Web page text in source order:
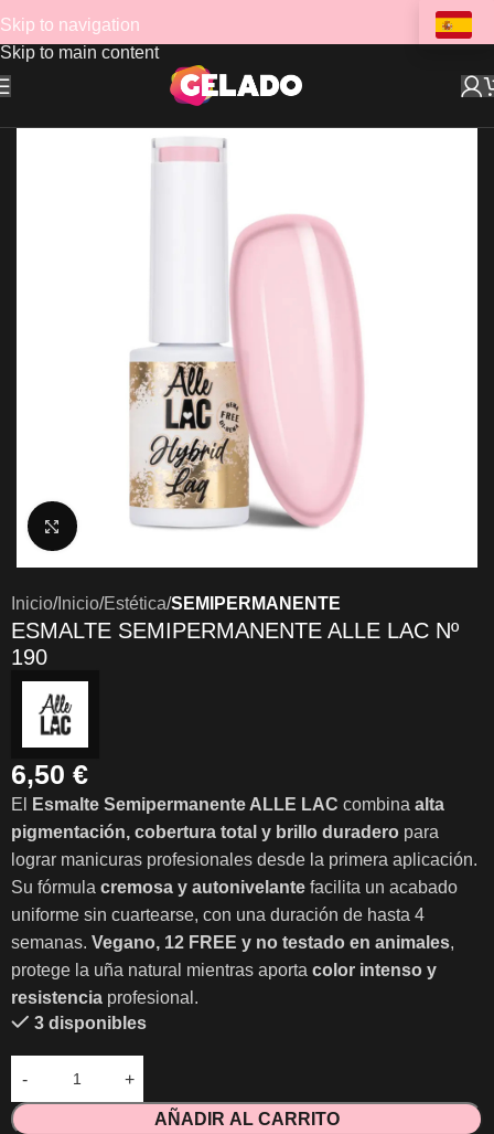
Skip to navigation
Skip to main content
Clic para ampliar
Inicio Inicio Estética SEMIPERMANENTE
ESMALTE SEMIPERMANENTE ALLE LAC Nº
190
6,50 €
El Esmalte Semipermanente ALLE LAC combina alta
pigmentación, cobertura total y brillo duradero para
lograr manicuras profesionales desde la primera aplicación.
Su fórmula cremosa y autonivelante facilita un acabado
uniforme sin cuartearse, con una duración de hasta 4
semanas. Vegano, 12 FREE y no testado en animales,
protege la uña natural mientras aporta color intenso y
resistencia profesional.
3 disponibles
AÑADIR AL CARRITO